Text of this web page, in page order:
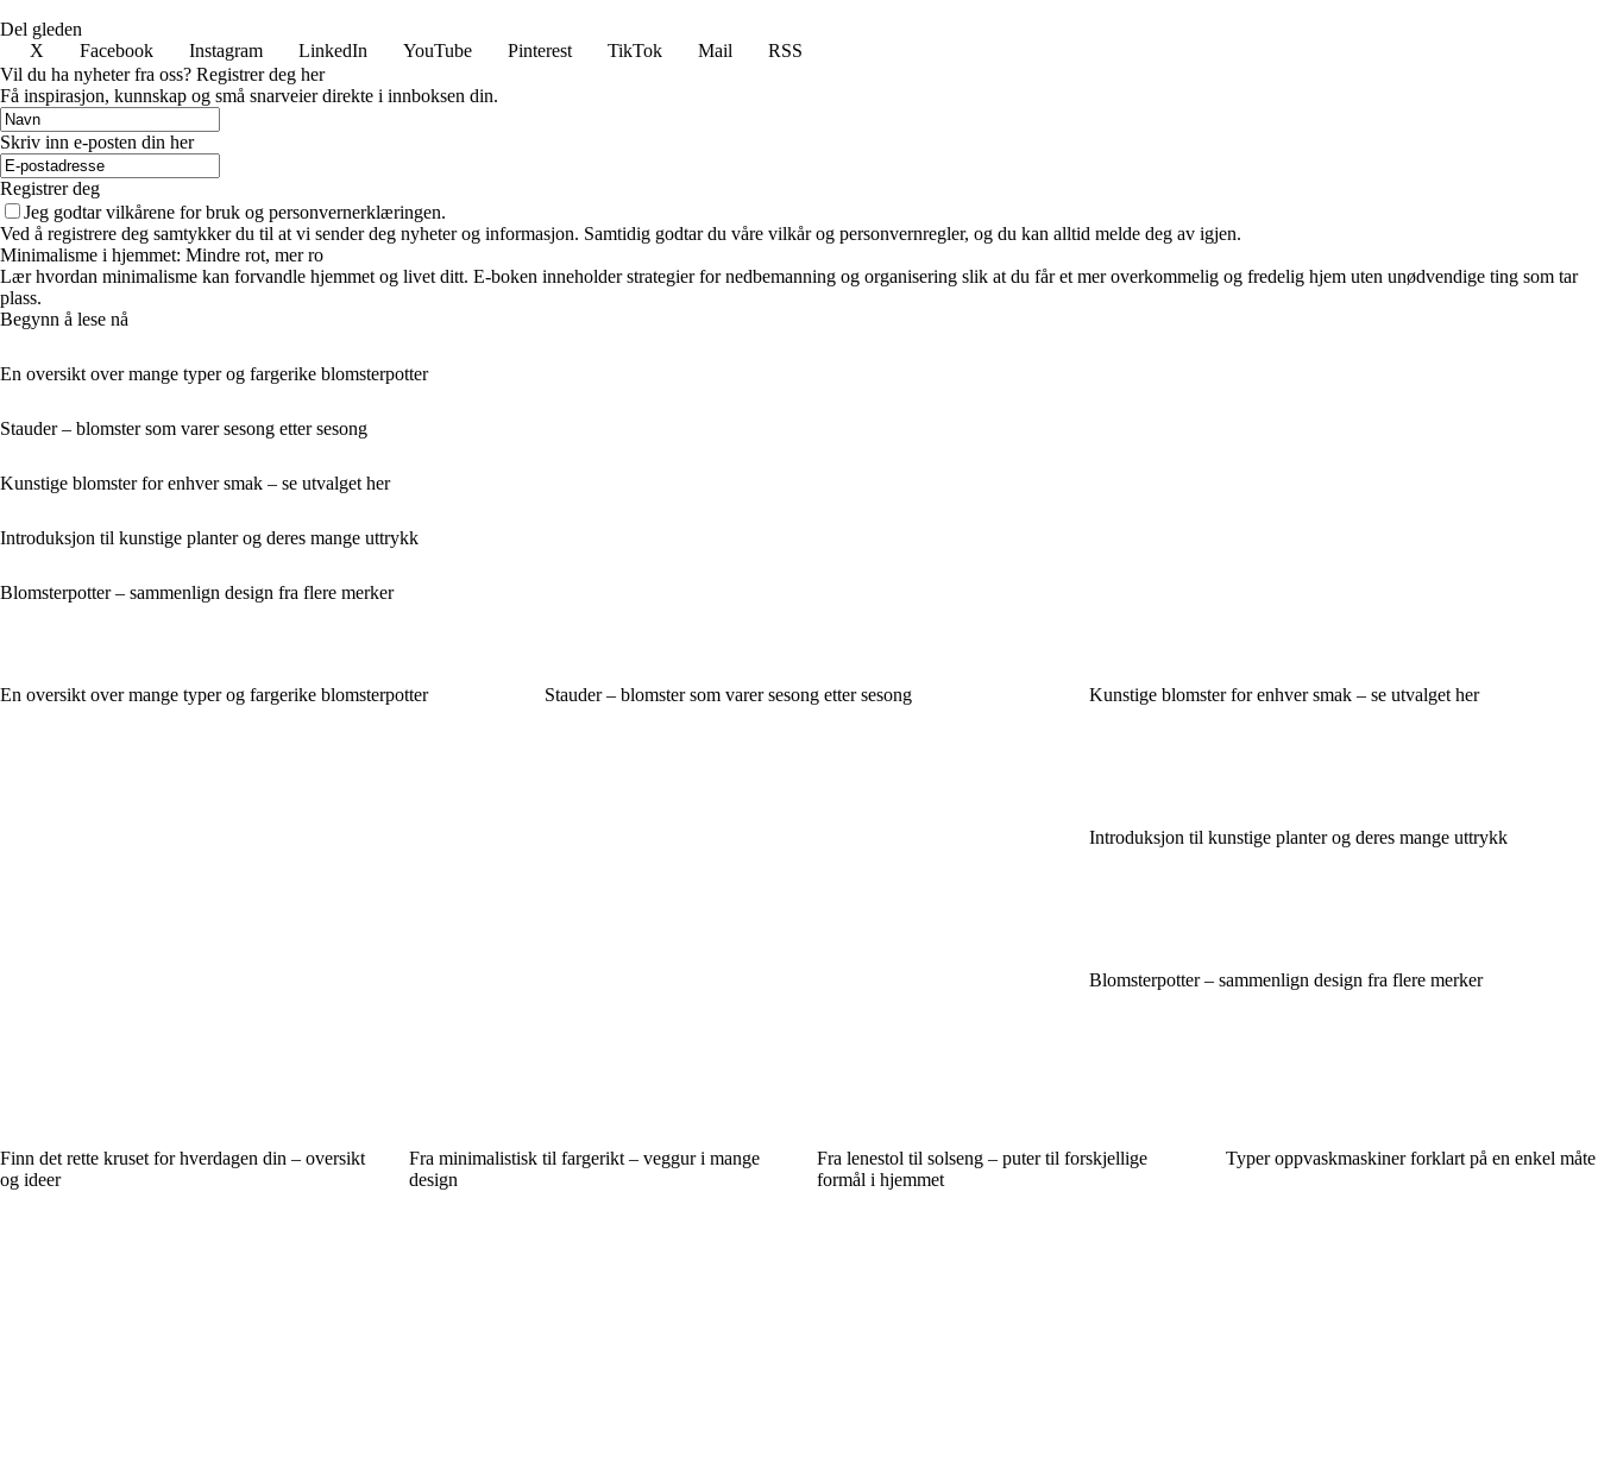
Del gleden
X
Facebook Instagram LinkedIn YouTube Pinterest TikTok Mail
RSS
Vil du ha nyheter fra oss? Registrer deg her
Få inspirasjon, kunnskap og små snarveier direkte i innboksen din.
Skriv inn e-posten din her
Registrer deg
Jeg godtar vilkårene for bruk og personvernerklæringen.
Ved å registrere deg samtykker du til at vi sender deg nyheter og informasjon. Samtidig godtar du våre vilkår og personvernregler, og du kan alltid melde deg av igjen.
Minimalisme i hjemmet: Mindre rot, mer ro
Lær hvordan minimalisme kan forvandle hjemmet og livet ditt. E-boken inneholder strategier for nedbemanning og organisering slik at du får et mer overkommelig og fredelig hjem uten unødvendige ting som tar
plass.
Begynn å lese nå
En oversikt over mange typer og fargerike blomsterpotter
Stauder – blomster som varer sesong etter sesong
Kunstige blomster for enhver smak – se utvalget her
Introduksjon til kunstige planter og deres mange uttrykk
Blomsterpotter – sammenlign design fra flere merker
En oversikt over mange typer og fargerike blomsterpotter Stauder – blomster som varer sesong etter sesong Kunstige blomster for enhver smak – se utvalget her
Introduksjon til kunstige planter og deres mange uttrykk
Blomsterpotter – sammenlign design fra flere merker
Finn det rette kruset for hverdagen din – oversikt
og ideer
Fra minimalistisk til fargerikt – veggur i mange
design
Fra lenestol til solseng – puter til forskjellige
formål i hjemmet
Typer oppvaskmaskiner forklart på en enkel måte